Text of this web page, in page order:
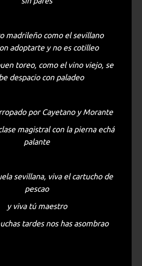
madrileño como el sevillano
adoptarte y no es cotilleo
toreo, como el vino viejo, se
despacio con paladeo
por Cayetano y Morante
magistral con la pierna echá
palante
sevillana, viva el cartucho de
pescao
y viva tú maestro
tardes nos has asombrao